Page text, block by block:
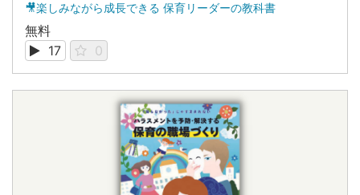
🎥楽しみながら成長できる 保育リーダーの教科書
無料
17
0